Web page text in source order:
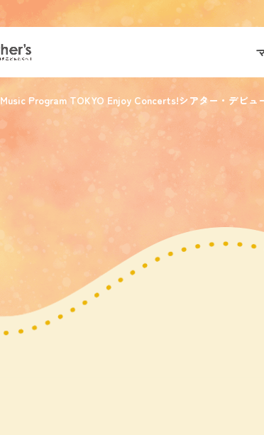
Music Program TOKYO Enjoy Concerts!シアター・デビ